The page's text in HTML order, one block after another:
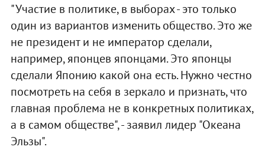
"Участие в политике, в выборах - это только
один из вариантов изменить общество. Это же
не президент и не император сделали,
например, японцев японцами. Это японцы
сделали Японию какой она есть. Нужно честно
посмотреть на себя в зеркало и признать, что
главная проблема не в конкретных политиках,
а в самом обществе", - заявил лидер "Океана
Эльзы".